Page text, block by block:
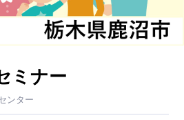
ミナー
ンター